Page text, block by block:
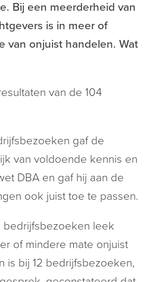
Bij een meerderheid van
is in meer of
van onjuist handelen. Wat
van de 104
gaf de
van voldoende kennis en
DBA en gaf hij aan de
ook juist toe te passen.
leek
of mindere mate onjuist
is bij 12 bedrijfsbezoeken,